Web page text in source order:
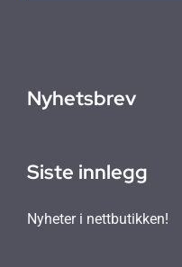
Nyhetsbrev
Siste innlegg
Nyheter i nettbutikken!